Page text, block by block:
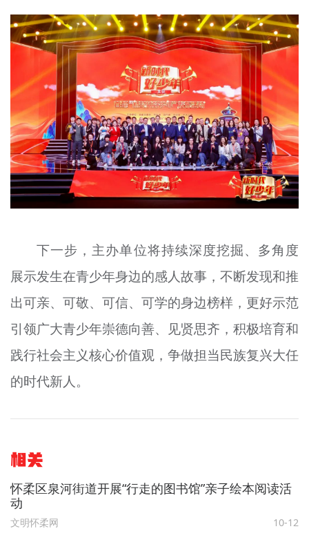
下一步，主办单位将持续深度挖掘、多角度
展示发生在青少年身边的感人故事，不断发现和推
出可亲、可敬、可信、可学的身边榜样，更好示范
引领广大青少年崇德向善、见贤思齐，积极培育和
践行社会主义核心价值观，争做担当民族复兴大任
的时代新人。
相关
怀柔区泉河街道开展“行走的图书馆”亲子绘本阅读活
动
文明怀柔网 10-12